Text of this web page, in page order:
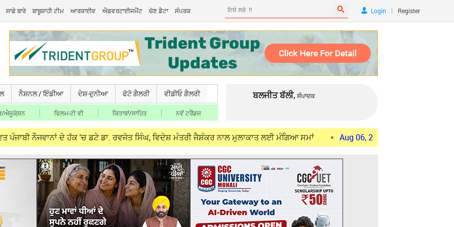
ਸਾਡੇ ਬਾਰੇ ਬਾਬੂਸ਼ਾਹੀ ਟੀਮ ਆਰਕਾਈਵ ਐਡਵਰਟਾਈਜਮੈਂਟ ਚੋਣ ਡੈਟਾ ਸੰਪਰਕ Login | Register
ਨੈਸ਼ਨਲ / ਇੰਡੀਆ ਦੇਸ਼-ਦੁਨੀਆ ਫੋਟੋ ਗੈਲਰੀ ਵੀਡੀਓ ਗੈਲਰੀ
ਐਜੂਕੇ਼ਸ਼ਨ ਫਿਲਮ-ਟੀ ਵੀ ਕਿਤਾਬਾਂ/ਸਾਹਿਤ ਨਵੇਂ ਟਰੈਂਡਜ
ਬਲਜੀਤ ਬੱਲੀ, ਸੰਪਾਦਕ
ਦੇ ਹੱਕ 'ਚ ਡਟੇ ਡਾ. ਰਵਜੋਤ ਸਿੰਘ, ਵਿਦੇਸ਼ ਮੰਤਰੀ ਜੈਸ਼ੰਕਰ ਨਾਲ ਮੁਲਾਕਾਤ ਲਈ ਮੰਗਿਆ ਸਮਾਂ Aug 06, 2026 ਜੰਤਰ-ਮੰਤਰ ਪ੍ਰਦਰਸ਼ਨਕਾਰੀਆਂ ਦਾ